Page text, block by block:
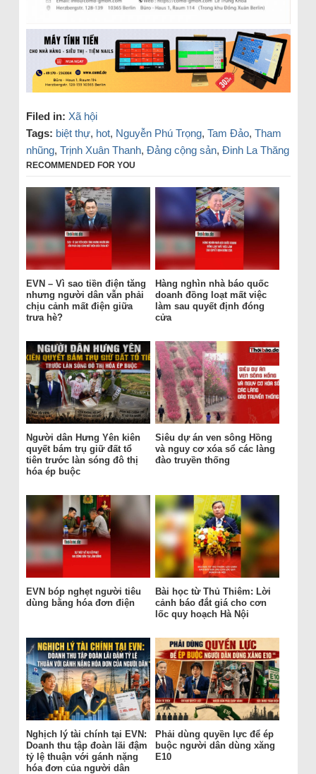
Filed in: Xã hội
Tags: biệt thự, hot, Nguyễn Phú Trọng, Tam Đảo, Tham
nhũng, Trịnh Xuân Thanh, Đảng cộng sản, Đinh La Thăng
RECOMMENDED FOR YOU
EVN – Vì sao tiền điện tăng
nhưng người dân vẫn phải
chịu cảnh mất điện giữa
trưa hè?
Hàng nghìn nhà báo quốc
doanh đồng loạt mất việc
làm sau quyết định đóng
cửa
Người dân Hưng Yên kiên
quyết bám trụ giữ đất tổ
tiên trước làn sóng đô thị
hóa ép buộc
Siêu dự án ven sông Hồng
và nguy cơ xóa sổ các làng
đào truyền thống
EVN bóp nghẹt người tiêu
dùng bằng hóa đơn điện
Bài học từ Thủ Thiêm: Lời
cảnh báo đắt giá cho cơn
lốc quy hoạch Hà Nội
Nghịch lý tài chính tại EVN:
Doanh thu tập đoàn lãi đậm
tỷ lệ thuận với gánh nặng
hóa đơn của người dân
Phải dùng quyền lực để ép
buộc người dân dùng xăng
E10